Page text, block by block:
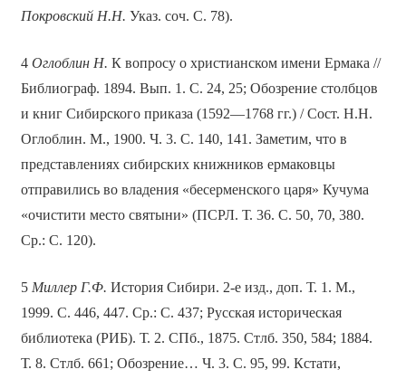
Покровский Н.Н. Указ. соч. С. 78).
4 Оглоблин Н. К вопросу о христианском имени Ермака //
Библиограф. 1894. Вып. 1. С. 24, 25; Обозрение столбцов
и книг Сибирского приказа (1592—1768 гг.) / Сост. Н.Н.
Оглоблин. М., 1900. Ч. 3. С. 140, 141. Заметим, что в
представлениях сибирских книжников ермаковцы
отправились во владения «бесерменского царя» Кучума
«очистити место святыни» (ПСРЛ. Т. 36. С. 50, 70, 380.
Ср.: С. 120).
5 Миллер Г.Ф. История Сибири. 2-е изд., доп. Т. 1. М.,
1999. С. 446, 447. Ср.: С. 437; Русская историческая
библиотека (РИБ). Т. 2. СПб., 1875. Стлб. 350, 584; 1884.
Т. 8. Стлб. 661; Обозрение… Ч. 3. С. 95, 99. Кстати,